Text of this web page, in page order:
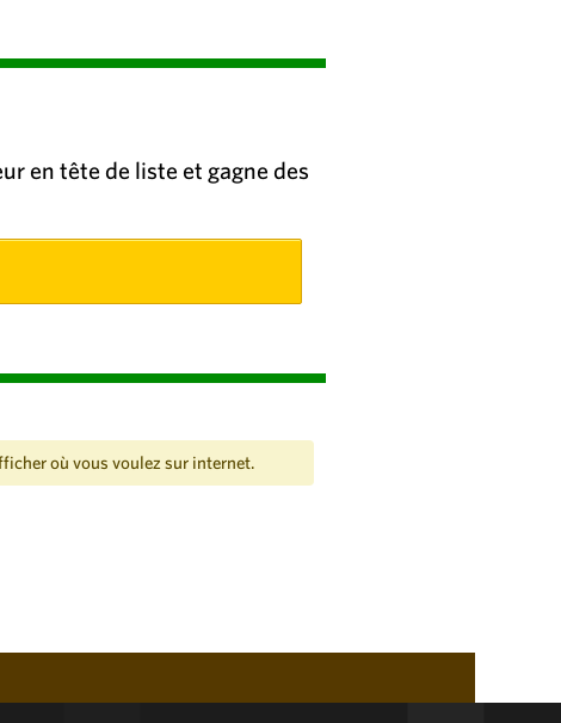
en tête de liste et gagne des
où vous voulez sur internet.